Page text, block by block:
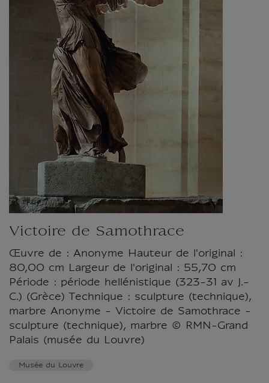
Victoire de Samothrace
Œuvre de : Anonyme Hauteur de l'original :
80,00 cm Largeur de l'original : 55,70 cm
Période : période hellénistique (323-31 av J.-
C.) (Grèce) Technique : sculpture (technique),
marbre Anonyme - Victoire de Samothrace -
sculpture (technique), marbre © RMN-Grand
Palais (musée du Louvre)
Musée du Louvre